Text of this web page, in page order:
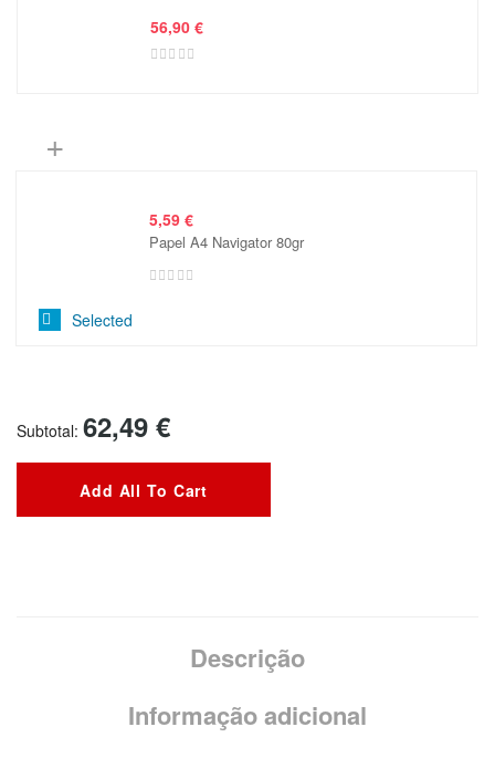
56,90 €
+
5,59 €
Papel A4 Navigator 80gr
Selected
Subtotal: 62,49 €
Add All To Cart
Descrição
Informação adicional